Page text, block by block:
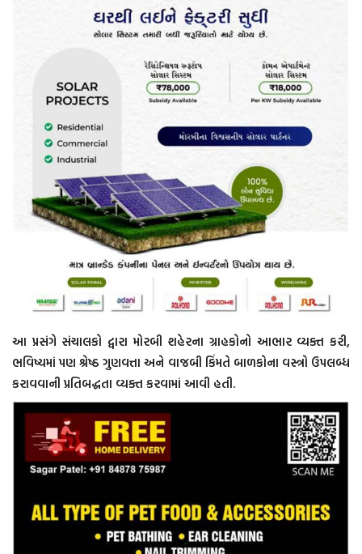
આ પ્રસંગે સંચાલકો દ્વારા મોરબી શહેરના ગ્રાહકોનો આભાર વ્યક્ત કરી,
ભવિષ્યમાં પણ શ્રેષ્ઠ ગુણવત્તા અને વાજબી કિંમતે બાળકોના વસ્ત્રો ઉપલબ્ધ
કરાવવાની પ્રતિબદ્ધતા વ્યક્ત કરવામાં આવી હતી.